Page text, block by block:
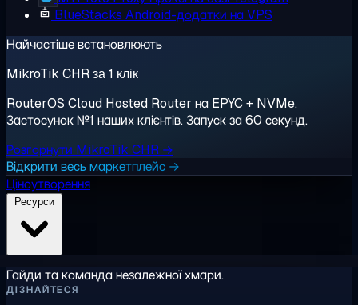
BlueStacks Android-додатки на VPS
Найчастіше встановлюють
MikroTik CHR за 1 клік
RouterOS Cloud Hosted Router на EPYC + NVMe.
Застосунок №1 наших клієнтів. Запуск за 60 секунд.
Розгорнути MikroTik CHR →
Відкрити весь маркетплейс →
Ціноутворення
Гайди та команда незалежної хмари.
ДІЗНАЙТЕСЯ